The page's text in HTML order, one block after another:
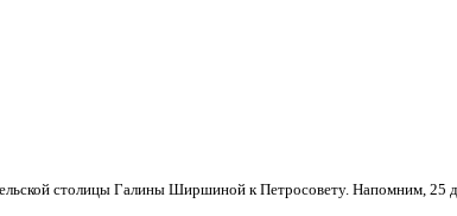
столицы Галины Ширшиной к Петросовету. Напомним, 25